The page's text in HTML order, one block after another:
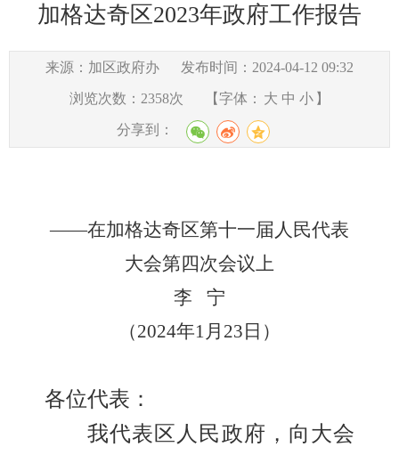
加格达奇区2023年政府工作报告
来源：加区政府办 发布时间：2024-04-12 09:32
浏览次数： 2358次 【字体： 大 中 小 】
分享到：
——在加格达奇区第十一届人民代表
大会第四次会议 上
李
宁
（2024年1 月 23 日）
各位代表：
我代表区人民政府，向大会